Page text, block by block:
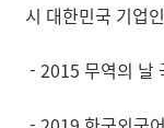
시 대한민국 기업
- 2015 무역의 날